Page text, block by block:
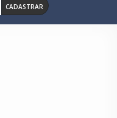
CADASTRAR